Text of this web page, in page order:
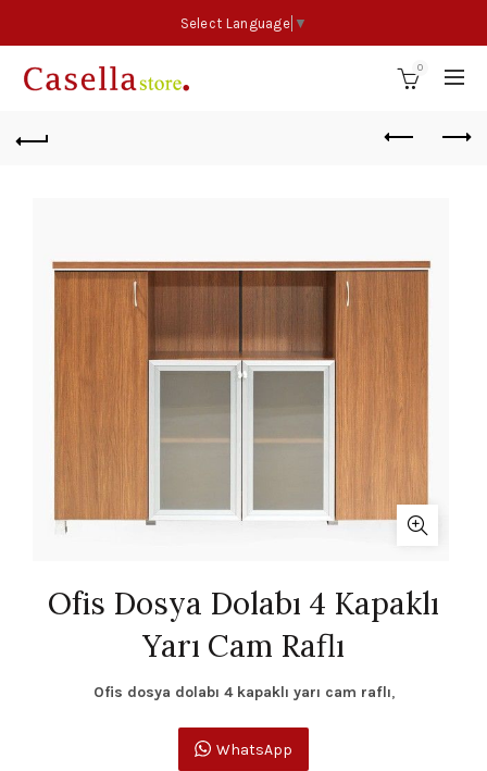
Select Language ▼
0
Ofis Dosya Dolabı 4 Kapaklı
Yarı Cam Raflı
Ofis dosya dolabı 4 kapaklı yarı cam raflı,
WhatsApp